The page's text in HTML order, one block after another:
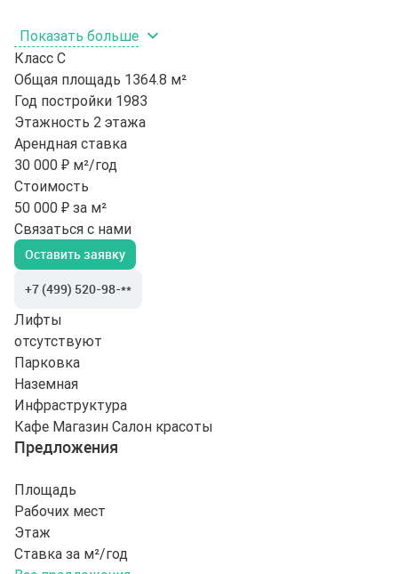
Показать больше
Класс C
Общая площадь 1364.8 м²
Год постройки 1983
Этажность 2 этажа
Арендная ставка
30 000 ₽ м²/год
Стоимость
50 000 ₽ за м²
Связаться с нами
Оставить заявку
+7 (499) 520-98-**
Лифты
отсутствуют
Парковка
Наземная
Инфраструктура
Кафе Магазин Салон красоты
Предложения
Площадь
Рабочих мест
Этаж
Ставка за м²/год